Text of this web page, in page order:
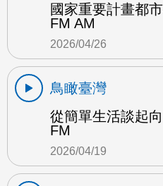
國家重要計畫都
FM AM
2026/04/26
鳥瞰臺灣
從簡單生活談起
FM
2026/04/19